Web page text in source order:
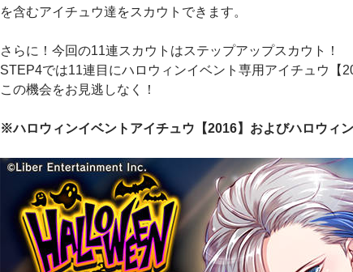
を含むアイチュウ達をスカウトできます。
さらに！今回の11連スカウトはステップアップスカウト！
STEP4では11連目にハロウィンイベント専用アイチュウ【
この機会をお見逃しなく！
※ハロウィンイベントアイチュウ【2016】およびハロウィ